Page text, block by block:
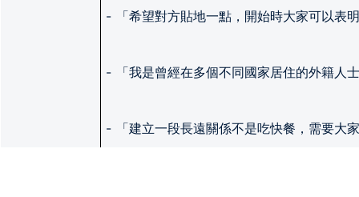
- 「希望對方貼地一點，開始時大家可以表
- 「我是曾經在多個不同國家居住的外籍人
- 「建立一段長遠關係不是吃快餐，需要大